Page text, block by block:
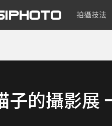
拍攝技法
子的攝影展